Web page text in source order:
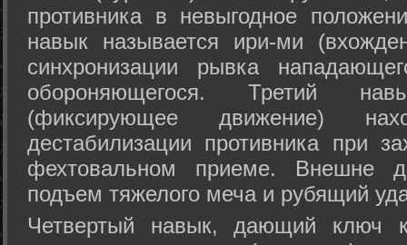
противника в невыгодное
навык называется ири-ми
синхронизации рывка
обороняющегося. Третий
(фиксирующее движение)
дестабилизации противника при
фехтовальном приеме. Внешне
подъем тяжелого меча и рубящий
Четвертый навык, дающий ключ